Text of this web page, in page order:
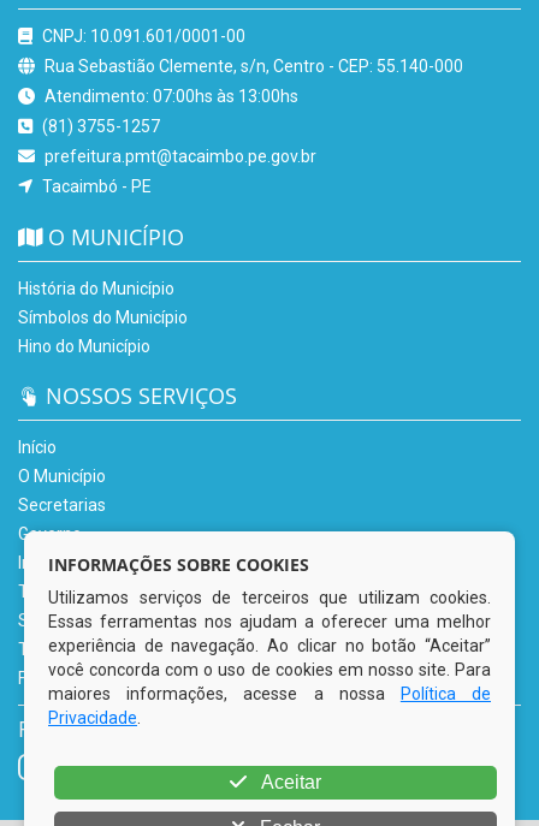
CNPJ: 10.091.601/0001-00
Rua Sebastião Clemente, s/n, Centro - CEP: 55.140-000
Atendimento: 07:00hs às 13:00hs
(81) 3755-1257
prefeitura.pmt@tacaimbo.pe.gov.br
Tacaimbó - PE
O MUNICÍPIO
História do Município
Símbolos do Município
Hino do Município
NOSSOS SERVIÇOS
Início
O Município
Secretarias
Governo
Informe-se
Transparência
Serviços Digitais
Tributário
Fale Conosco
REDES SOCIAIS
INFORMAÇÕES SOBRE COOKIES
Utilizamos serviços de terceiros que utilizam cookies.
Essas ferramentas nos ajudam a oferecer uma melhor
experiência de navegação. Ao clicar no botão “Aceitar”
você concorda com o uso de cookies em nosso site. Para
maiores informações, acesse a nossa
Política de
Privacidade
Aceitar